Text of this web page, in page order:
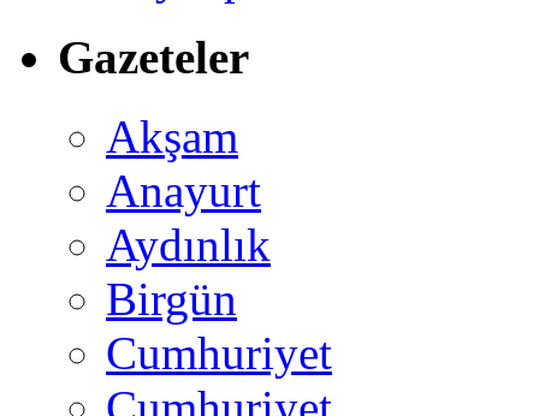
Gazeteler
Akşam
Anayurt
Aydınlık
Birgün
Cumhuriyet